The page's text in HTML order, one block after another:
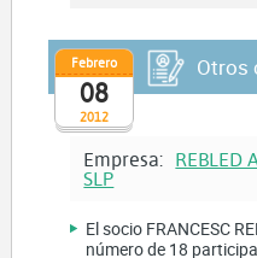
2012
Febrero
08
Otros
Empresa: REBLED
SLP
El socio FRANCESC
número de 18